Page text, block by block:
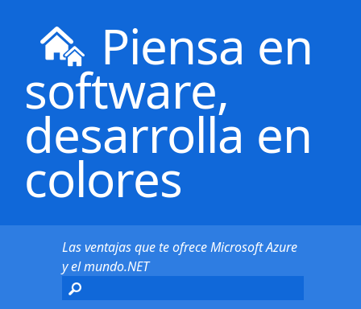
Piensa en
software,
desarrolla en
colores
Las ventajas que te ofrece Microsoft Azure
y el mundo.NET